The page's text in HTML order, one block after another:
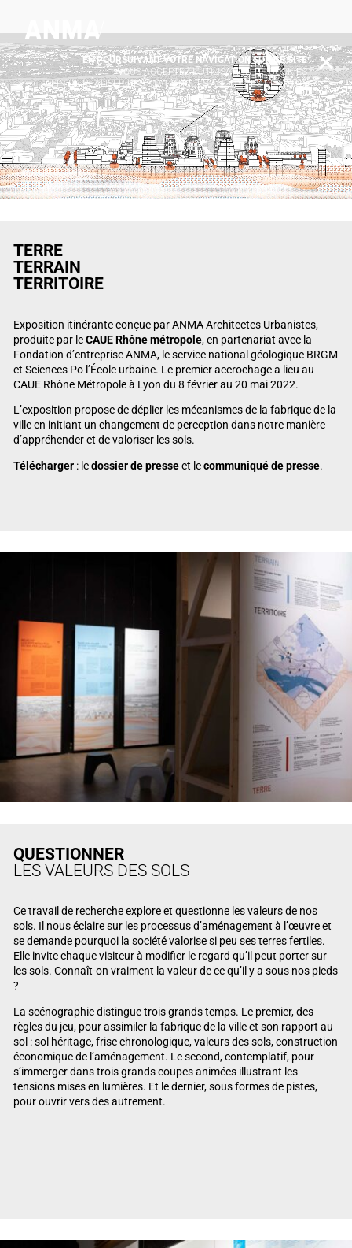
TERRE
TERRAIN
TERRITOIRE
Exposition itinérante conçue par ANMA Architectes Urbanistes,
produite par leCAUE Rhône métropole, en partenariat avec la
Fondation d’entreprise ANMA, le service national géologique BRGM
et Sciences Po l’École urbaine. Le premier accrochage a lieu au
CAUE Rhône Métropole à Lyon du 8 février au 20 mai 2022.
L’exposition propose de déplier les mécanismes de la fabrique de la
ville en initiant un changement de perception dans notre manière
d’appréhender et de valoriser les sols.
Télécharger: ledossier de presseet lecommuniqué de presse.
QUESTIONNER
LES VALEURS DES SOLS
Ce travail de recherche explore et questionne les valeurs de nos
sols. Il nous éclaire sur les processus d’aménagement à l’œuvre et
se demande pourquoi la société valorise si peu ses terres fertiles.
Elle invite chaque visiteur à modifier le regard qu’il peut porter sur
les sols. Connaît-on vraiment la valeur de ce qu’il y a sous nos pieds
?
La scénographie distingue trois grands temps. Le premier, des
règles du jeu, pour assimiler la fabrique de la ville et son rapport au
sol : sol héritage, frise chronologique, valeurs des sols, construction
économique de l’aménagement. Le second, contemplatif, pour
s’immerger dans trois grands coupes animées illustrant les
tensions mises en lumières. Et le dernier, sous formes de pistes,
pour ouvrir vers des autrement.
EN POURSUIVANT VOTRE NAVIGATION SUR CE SITE
VOUS ACCEPTEZ L’UTILISATION DE COOKIES
AFIN DE RÉALISER DES STATISTIQUES ANONYMES DE VISITE.
X